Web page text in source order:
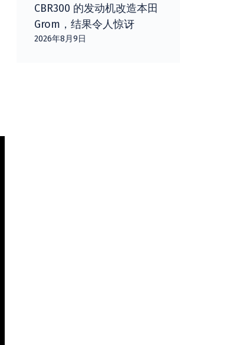
CBR300 的发动机改造本田
Grom，结果令人惊讶
2026年8月9日